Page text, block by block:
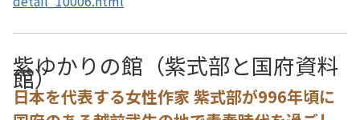
紫ゆかりの館（紫式部と国府資料
館）
日本を代表する女性作家 紫式部が996年頃に